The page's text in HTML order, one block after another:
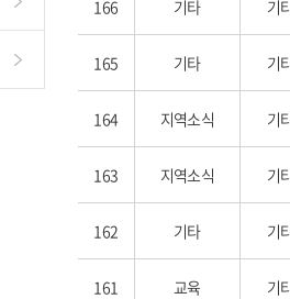
166 기타 기
165 기타 기
164 지역소식 기
163 지역소식 기
162 기타 기
161 교육 기